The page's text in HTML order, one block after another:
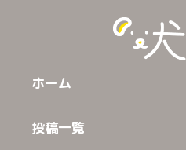
ホーム
投稿一覧